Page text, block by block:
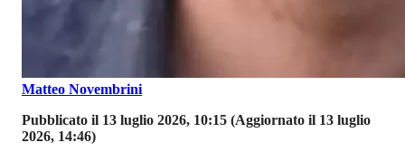
Matteo Novembrini
Pubblicato il 13 luglio 2026, 10:15 (Aggiornato il 13 luglio
2026, 14:46)